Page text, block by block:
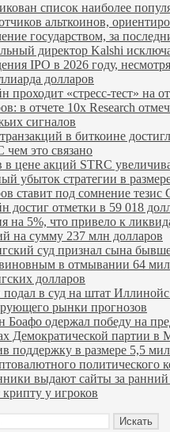
список наиболее
альткоинов,
государством, за
директор Kalshi
IPO в 2026 году,
долларов
проходит «стресс-тест» на
в отчете 10x Research
сигналов
в биткоине
чем это связано
в цене акций STRC
убыток стратегии в
ставит под сомнение тезис
достиг отметки в 59 018
на 5%, что привело к
на сумму 237 млн долларов
суд признал сына
в отмывании 64
долларов
в суд на штат Иллинойс
рынки прогнозов
Боафо одержал победу на
Демократической партии в
поддержку в размере 5,5
политического
выдают сайты за ранний
крипту у игроков
Искать